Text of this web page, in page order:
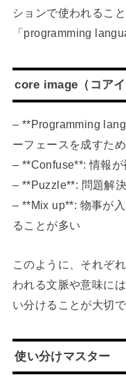
ションで使われるこ
「programming
core image（コアイ
– **Programming
ーフェースを成すた
– **Confuse**: 情報
– **Puzzle**: 問題解
– **Mix up**: 物事が
ることが多い
このように、それぞ
われる文脈や意味に
い分けることが大切で
使い分けマスター